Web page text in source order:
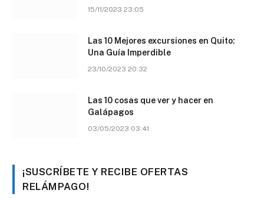
15/11/2023 23:05
Las 10 Mejores excursiones en Quito:
Una Guía Imperdible
23/10/2023 20:32
Las 10 cosas que ver y hacer en
Galápagos
03/05/2023 03:41
¡SUSCRÍBETE Y RECIBE OFERTAS
RELÁMPAGO!